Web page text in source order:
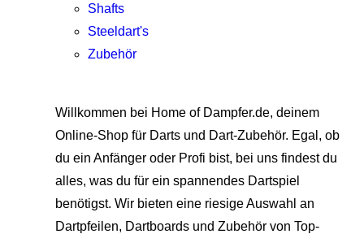
Shafts
Steeldart's
Zubehör
Willkommen bei Home of Dampfer.de, deinem
Online-Shop für Darts und Dart-Zubehör. Egal, ob
du ein Anfänger oder Profi bist, bei uns findest du
alles, was du für ein spannendes Dartspiel
benötigst. Wir bieten eine riesige Auswahl an
Dartpfeilen, Dartboards und Zubehör von Top-